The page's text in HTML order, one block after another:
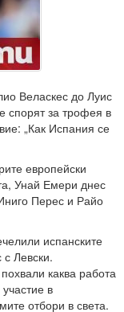
Веласкес до Луис
за трофея в
„Как Испания се
европейски
Унай Емери днес
Перес и Райо
испанските
Левски.
каква работа
в
отбори в света.